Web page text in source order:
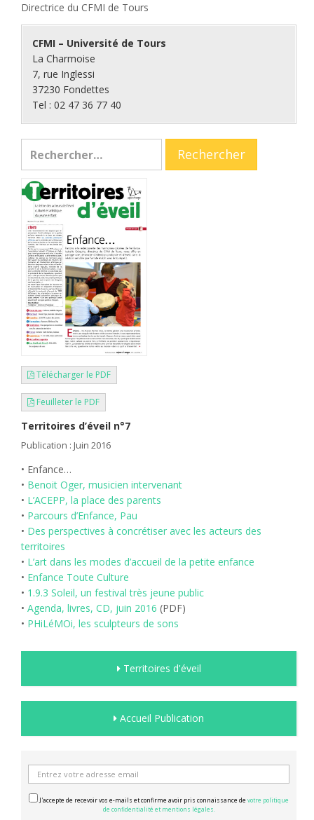
Directrice du CFMI de Tours
CFMI – Université de Tours
La Charmoise
7, rue Inglessi
37230 Fondettes
Tel : 02 47 36 77 40
Télécharger le PDF
Feuilleter le PDF
Territoires d’éveil n°7
Publication : Juin 2016
• Enfance…
• Benoit Oger, musicien intervenant
• L’ACEPP, la place des parents
• Parcours d’Enfance, Pau
• Des perspectives à concrétiser avec les acteurs des
territoires
• L’art dans les modes d’accueil de la petite enfance
• Enfance Toute Culture
• 1.9.3 Soleil, un festival très jeune public
• Agenda, livres, CD, juin 2016 (PDF)
• PHiLéMOi, les sculpteurs de sons
Territoires d'éveil
Accueil Publication
J'accepte de recevoir vos e-mails et confirme avoir pris connaissance de votre politique
de confidentialité et mentions légales.